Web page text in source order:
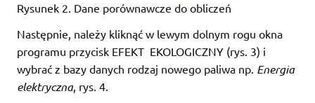
Rysunek 2. Dane porównawcze do obliczeń
Następnie, należy kliknąć w lewym dolnym rogu okna
programu przycisk EFEKT EKOLOGICZNY (rys. 3) i
wybrać z bazy danych rodzaj nowego paliwa np. Energia
elektryczna, rys. 4.